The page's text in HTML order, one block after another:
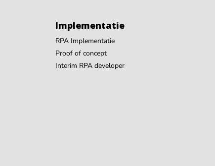
Implementatie
RPA Implementatie
Proof of concept
Interim RPA developer